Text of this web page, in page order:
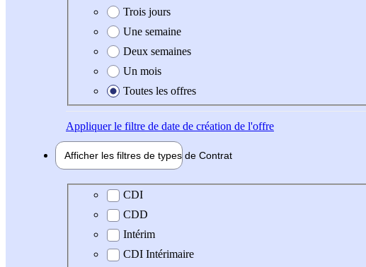
Trois jours
Une semaine
Deux semaines
Un mois
Toutes les offres
Appliquerle filtre de date de création de l'offre
Afficher les filtres de types de Contrat
Type de contrat
CDI
CDD
Intérim
CDI Intérimaire